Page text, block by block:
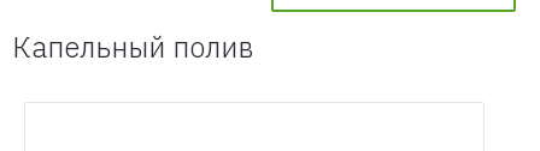
Капельный полив